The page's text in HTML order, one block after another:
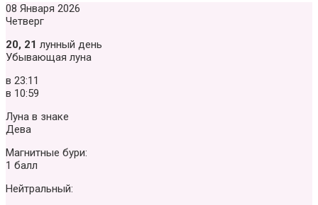
08 Января 2026
Четверг
20, 21 лунный день
Убывающая луна
в 23:11
в 10:59
Луна в знаке
Дева
Магнитные бури:
1 балл
Нейтральный: